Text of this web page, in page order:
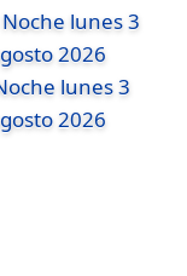
lunes 3
2026